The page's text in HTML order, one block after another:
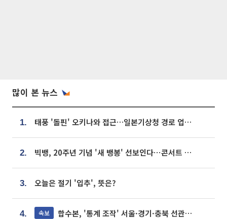
많이 본 뉴스
1. 태풍 '돌핀' 오키나와 접근…일본기상청 경로 업데이트
2. 빅뱅, 20주년 기념 '새 뱅봉' 선보인다⋯콘서트 앞두고 팝업 개최
3. 오늘은 절기 '입추', 뜻은?
4. 속보 합수본, '통계 조작' 서울·경기·충북 선관위 등 추가 압수수색